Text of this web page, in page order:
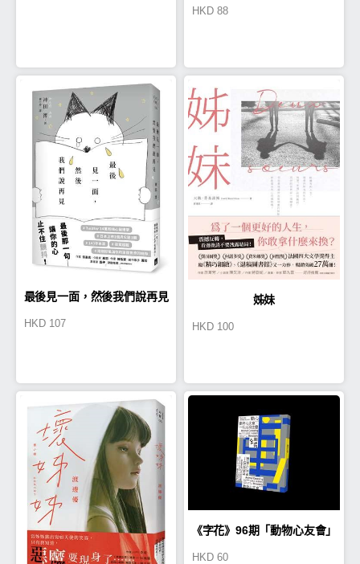
HKD 88
最後見一面，然後我們說再見
HKD 107
姊妹
HKD 100
《字花》96期「動物心友會」
HKD 60